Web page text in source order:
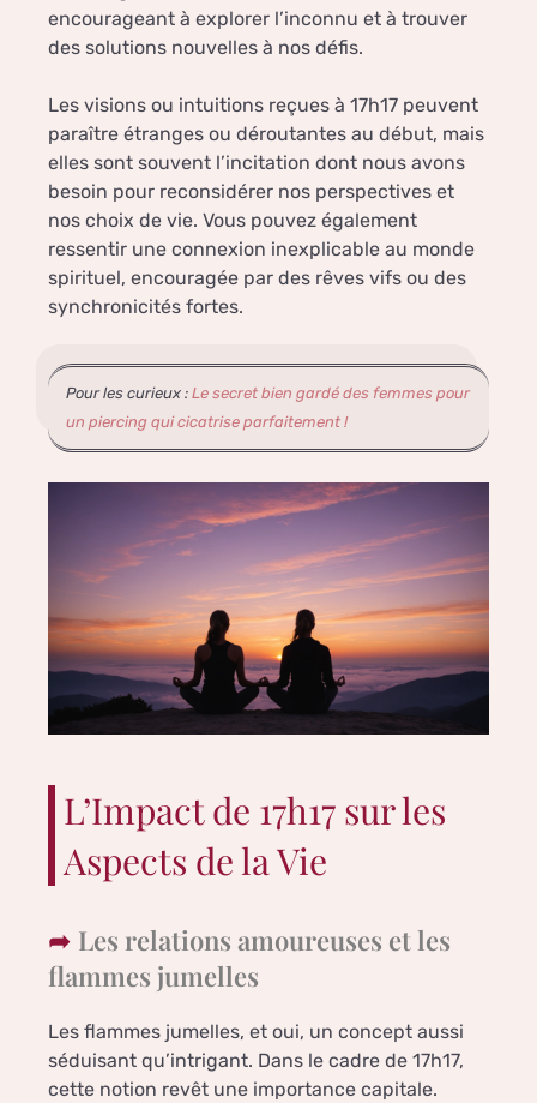
encourageant à explorer l’inconnu et à trouver
des solutions nouvelles à nos défis.
Les visions ou intuitions reçues à 17h17 peuvent
paraître étranges ou déroutantes au début, mais
elles sont souvent l’incitation dont nous avons
besoin pour reconsidérer nos perspectives et
nos choix de vie. Vous pouvez également
ressentir une connexion inexplicable au monde
spirituel, encouragée par des rêves vifs ou des
synchronicités fortes.
Pour les curieux : Le secret bien gardé des femmes pour
un piercing qui cicatrise parfaitement !
L’Impact de 17h17 sur les
Aspects de la Vie
Les relations amoureuses et les
flammes jumelles
Les flammes jumelles, et oui, un concept aussi
séduisant qu’intrigant. Dans le cadre de 17h17,
cette notion revêt une importance capitale.